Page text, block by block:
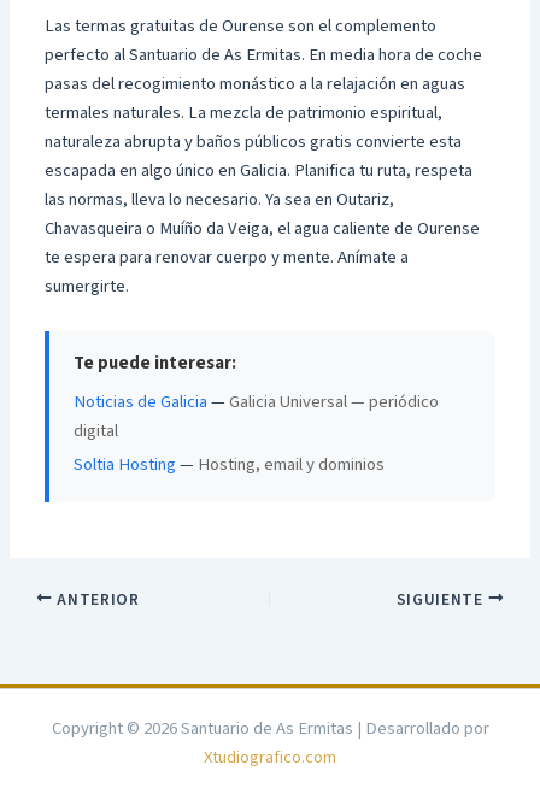
Las termas gratuitas de Ourense son el complemento
perfecto al Santuario de As Ermitas. En media hora de coche
pasas del recogimiento monástico a la relajación en aguas
termales naturales. La mezcla de patrimonio espiritual,
naturaleza abrupta y baños públicos gratis convierte esta
escapada en algo único en Galicia. Planifica tu ruta, respeta
las normas, lleva lo necesario. Ya sea en Outariz,
Chavasqueira o Muíño da Veiga, el agua caliente de Ourense
te espera para renovar cuerpo y mente. Anímate a
sumergirte.
Te puede interesar:
Noticias de Galicia—Galicia Universal — periódico
digital
Soltia Hosting— Hosting, email y dominios
ANTERIOR SIGUIENTE
Copyright © 2026 Santuario de As Ermitas | Desarrollado por
Xtudiografico.com